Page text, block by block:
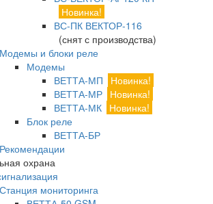
Новинка!
ВС-ПК ВЕКТОР-116
(снят с производства)
Модемы и блоки реле
Модемы
ВЕТТА-МП
Новинка!
ВЕТТА-МР Новинка!
ВЕТТА-МК Новинка!
Блок реле
ВЕТТА-БР
Рекомендации
охрана
Станция мониторинга